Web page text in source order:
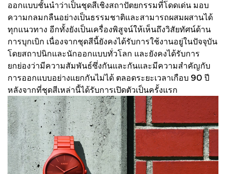
ออกแบบชั้นนำว่าเป็นชุดสีเชิงสถาปัตยกรรมที่โดดเด่น มอบ
ความกลมกลืนอย่างเป็นธรรมชาติและสามารถผสมผสานได้
ทุกแนวทาง อีกทั้งยังเป็นเครื่องพิสูจน์ให้เห็นถึงวิสัยทัศน์ด้าน
การบุกเบิก เนื่องจากชุดสีนี้ยังคงได้รับการใช้งานอยู่ในปัจจุบัน
โดยสถาปนิกและนักออกแบบทั่วโลก และยังคงได้รับการ
ยกย่องว่ามีความสัมพันธ์ซึ่งกันและกันและมีความสำคัญกับ
การออกแบบอย่างแยกกันไม่ได้ ตลอดระยะเวลาเกือบ 90 ปี
หลังจากที่ชุดสีเหล่านี้ได้รับการเปิดตัวเป็นครั้งแรก